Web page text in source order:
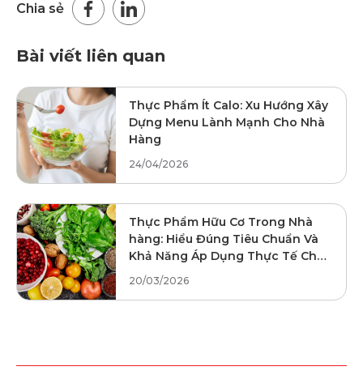
Chia sẻ
Bài viết liên quan
Thực Phẩm Ít Calo: Xu Hướng Xây
Dựng Menu Lành Mạnh Cho Nhà
Hàng
24/04/2026
Thực Phẩm Hữu Cơ Trong Nhà
hàng: Hiểu Đúng Tiêu Chuẩn Và
Khả Năng Áp Dụng Thực Tế Cho
F&B
20/03/2026